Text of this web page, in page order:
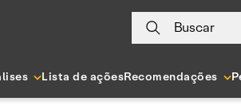
Buscar
Lista de açõesRecomendações